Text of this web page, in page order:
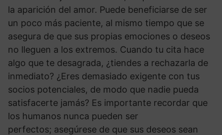
la aparición del amor. Puede beneficiarse de ser
un poco más paciente, al mismo tiempo que se
asegura de que sus propias emociones o deseos
no lleguen a los extremos. Cuando tu cita hace
algo que te desagrada, ¿tiendes a rechazarla de
inmediato? ¿Eres demasiado exigente con tus
socios potenciales, de modo que nadie pueda
satisfacerte jamás? Es importante recordar que
los humanos nunca pueden ser
perfectos; asegúrese de que sus deseos sean